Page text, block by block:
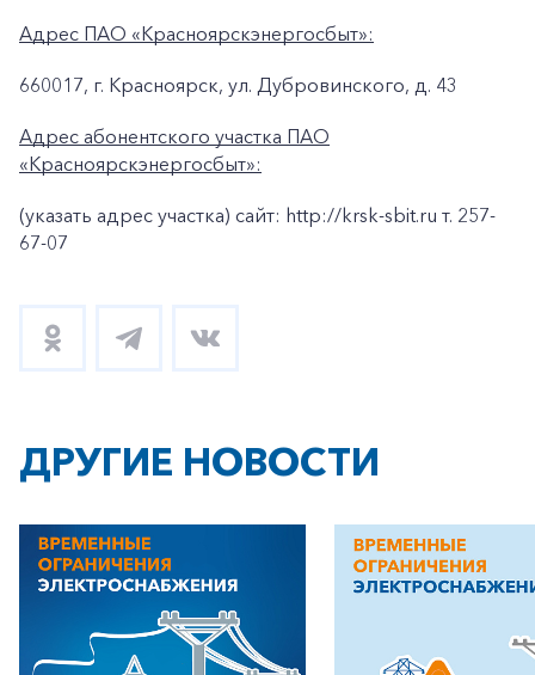
Адрес ПАО «Красноярскэнергосбыт»:
660017, г. Красноярск, ул. Дубровинского, д. 43
Адрес абонентского участка ПАО
«Красноярскэнергосбыт»:
(указать адрес участка) сайт: http://krsk-sbit.ru т. 257-
67-07
ДРУГИЕ НОВОСТИ